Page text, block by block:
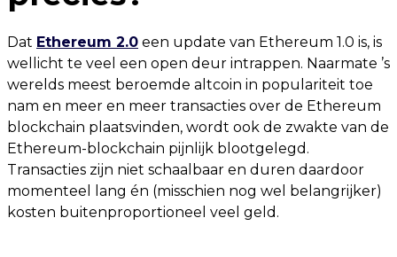
Dat Ethereum 2.0 een update van Ethereum 1.0 is, is
wellicht te veel een open deur intrappen. Naarmate ’s
werelds meest beroemde altcoin in populariteit toe
nam en meer en meer transacties over de Ethereum
blockchain plaatsvinden, wordt ook de zwakte van de
Ethereum-blockchain pijnlijk blootgelegd.
Transacties zijn niet schaalbaar en duren daardoor
momenteel lang én (misschien nog wel belangrijker)
kosten buitenproportioneel veel geld.